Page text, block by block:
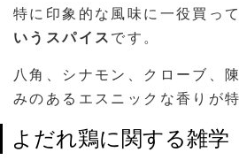
特に印象的な風味に一役買っ
いうスパイス です。
八角、シナモン、クローブ、
みのあるエスニックな香りが
よだれ鶏に関する雑学